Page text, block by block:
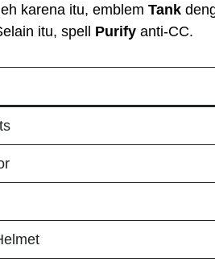
karena itu, emblem Tank
itu, spell Purify anti-CC.